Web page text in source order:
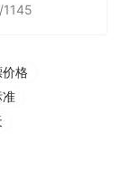
格
准